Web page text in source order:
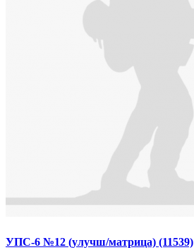
УПС-6 №12 (улучш/матрица) (11539)